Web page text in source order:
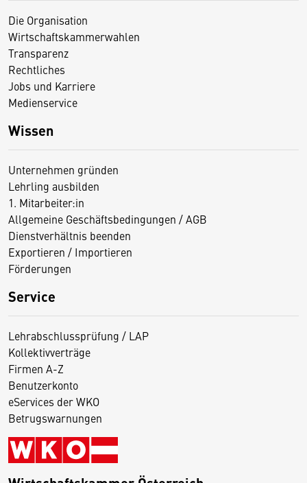
Die Organisation
Wirtschaftskammerwahlen
Transparenz
Rechtliches
Jobs und Karriere
Medienservice
Wissen
Unternehmen gründen
Lehrling ausbilden
1. Mitarbeiter:in
Allgemeine Geschäftsbedingungen / AGB
Dienstverhältnis beenden
Exportieren / Importieren
Förderungen
Service
Lehrabschlussprüfung / LAP
Kollektivverträge
Firmen A-Z
Benutzerkonto
eServices der WKO
Betrugswarnungen